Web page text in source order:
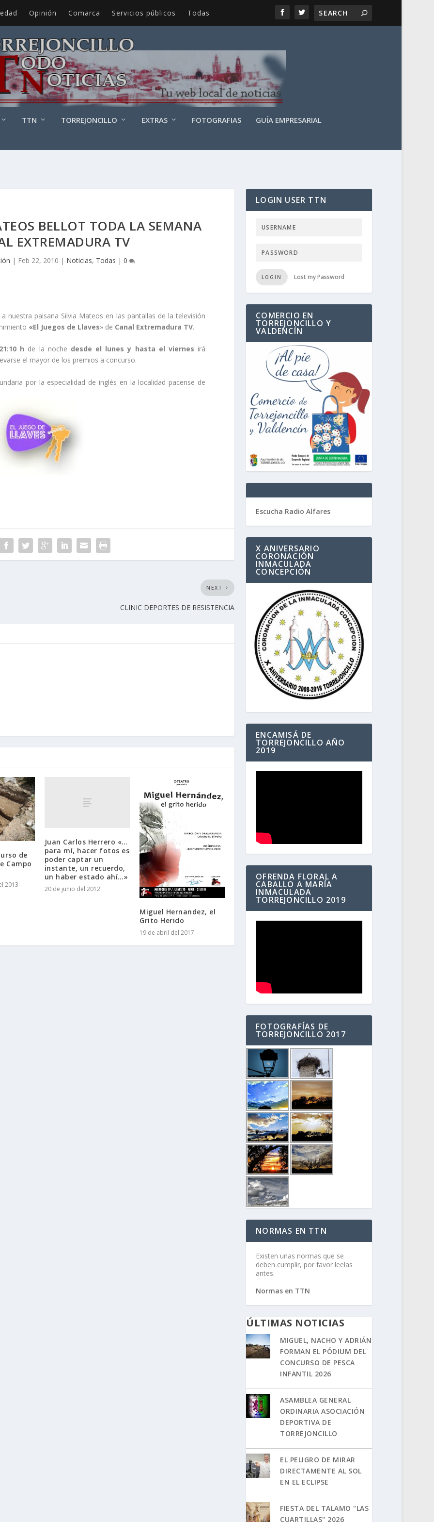
Opinión Comarca Servicios públicos Todas
TTN TORREJONCILLO EXTRAS FOTOGRAFIAS GUÍA EMPRESARIAL
BELLOT TODA LA SEMANA
EXTREMADURA TV
| Feb 22, 2010 | Noticias, Todas | 0
nuestra paisana Silvia Mateos en las pantallas de la televisión
«El Juegos de Llaves» de Canal Extremadura TV.
21:10 h de la noche desde el lunes y hasta el viernes irá
el mayor de los premios a concurso.
por la especialidad de inglés en la localidad pacense de
NEXT
CLINIC DEPORTES DE RESISTENCIA
de
Campo
2013
Juan Carlos Herrero «…
para mí, hacer fotos es
poder captar un
instante, un recuerdo,
un haber estado ahí…»
20 de junio del 2012
Miguel Hernandez, el
Grito Herido
19 de abril del 2017
LOGIN USER TTN
LOGIN Lost my Password
COMERCIO EN
TORREJONCILLO Y
VALDENCÍN
Escucha Radio Alfares
X ANIVERSARIO
CORONACIÓN
INMACULADA
CONCEPCIÓN
ENCAMISÁ DE
TORREJONCILLO AÑO
2019
OFRENDA FLORAL A
CABALLO A MARÍA
INMACULADA
TORREJONCILLO 2019
FOTOGRAFÍAS DE
TORREJONCILLO 2017
NORMAS EN TTN
Existen unas normas que se
deben cumplir, por favor leelas
antes.
Normas en TTN
ÚLTIMAS NOTICIAS
MIGUEL, NACHO Y ADRIÁN
FORMAN EL PÓDIUM DEL
CONCURSO DE PESCA
INFANTIL 2026
ASAMBLEA GENERAL
ORDINARIA ASOCIACIÓN
DEPORTIVA DE
TORREJONCILLO
EL PELIGRO DE MIRAR
DIRECTAMENTE AL SOL
EN EL ECLIPSE
FIESTA DEL TALAMO "LAS
CUARTILLAS" 2026